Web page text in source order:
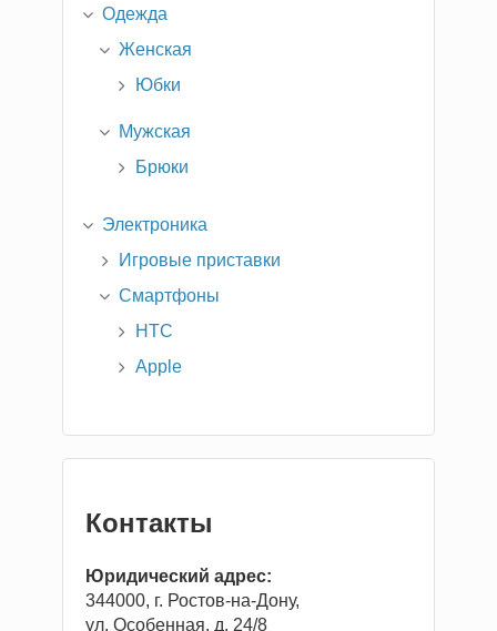
Одежда
Женская
Юбки
Мужская
Брюки
Электроника
Игровые приставки
Смартфоны
HTC
Apple
Контакты
Юридический адрес:
344000, г. Ростов-на-Дону,
ул. Особенная, д. 24/8